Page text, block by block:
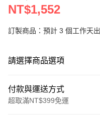
NT$1,552
訂製商品：預計 3 個工作天
請選擇商品選項
付款與運送方式
超取滿NT$399免運